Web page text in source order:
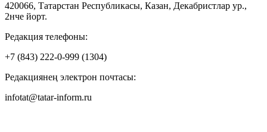
420066, Татарстан Республикасы, Казан, Декабристлар ур.,
2нче йорт.
Редакция телефоны:
+7 (843) 222-0-999 (1304)
Редакциянең электрон почтасы:
infotat@tatar-inform.ru